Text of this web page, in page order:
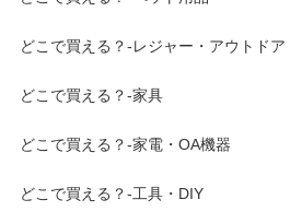
どこで買える？-レジャー・アウトドア
どこで買える？-家具
どこで買える？-家電・OA機器
どこで買える？-工具・DIY